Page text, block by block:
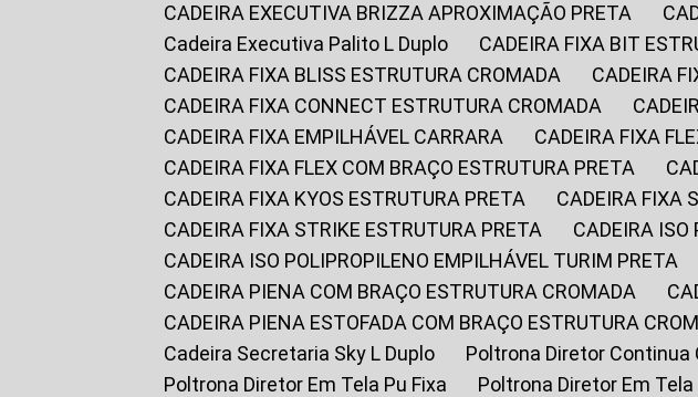
CADEIRA EXECUTIVA BRIZZA APROXIMAÇÃO PRETA
Cadeira Executiva Palito L Duplo
CADEIRA FIXA BIT
CADEIRA FIXA BLISS ESTRUTURA CROMADA
CADEIRA
CADEIRA FIXA CONNECT ESTRUTURA CROMADA
CADEIRA FIXA EMPILHÁVEL CARRARA
CADEIRA FIXA
CADEIRA FIXA FLEX COM BRAÇO ESTRUTURA PRETA
CADEIRA FIXA KYOS ESTRUTURA PRETA
CADEIRA FIXA
CADEIRA FIXA STRIKE ESTRUTURA PRETA
CADEIRA
CADEIRA ISO POLIPROPILENO EMPILHÁVEL TURIM PRETA
CADEIRA PIENA COM BRAÇO ESTRUTURA CROMADA
CADEIRA PIENA ESTOFADA COM BRAÇO ESTRUTURA
Cadeira Secretaria Sky L Duplo
Poltrona Diretor
Poltrona Diretor Em Tela Pu Fixa
Poltrona Diretor Em Tela